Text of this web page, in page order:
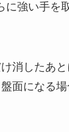
に強い手を
消したあ
面になる